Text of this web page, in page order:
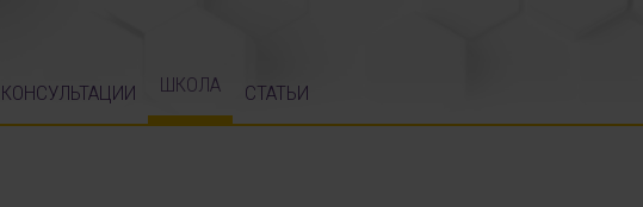
КОНСУЛЬТАЦИИ ШКОЛА СТАТЬИ